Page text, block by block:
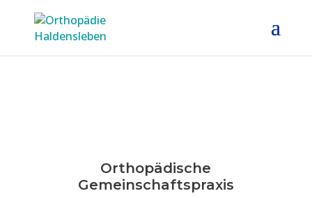
Orthopädische
Gemeinschafts­praxis